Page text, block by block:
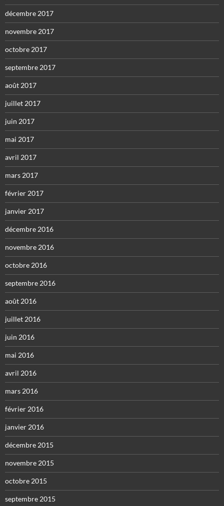
décembre 2017
novembre 2017
octobre 2017
septembre 2017
août 2017
juillet 2017
juin 2017
mai 2017
avril 2017
mars 2017
février 2017
janvier 2017
décembre 2016
novembre 2016
octobre 2016
septembre 2016
août 2016
juillet 2016
juin 2016
mai 2016
avril 2016
mars 2016
février 2016
janvier 2016
décembre 2015
novembre 2015
octobre 2015
septembre 2015